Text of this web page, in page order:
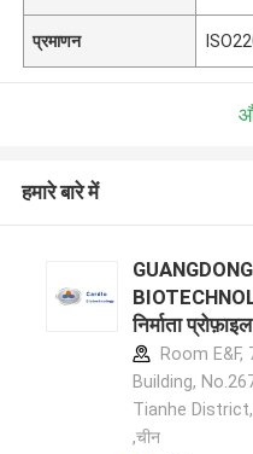
प्रमाणन
हमारे बारे में
निर्माता प्रोफ़ाइल
Room E&F,
Building,
Tianhe
,चीन